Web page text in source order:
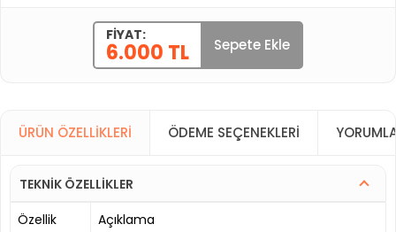
FIYAT:
6.000 TL Sepete Ekle
ÜRÜN ÖZELLIKLERI ÖDEME SEÇENEKLERI
TEKNİK ÖZELLİKLER
Özellik
Açıklama